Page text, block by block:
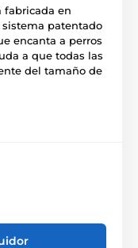
fabricada en
patentado
encanta a perros
a que todas las
del tamaño de